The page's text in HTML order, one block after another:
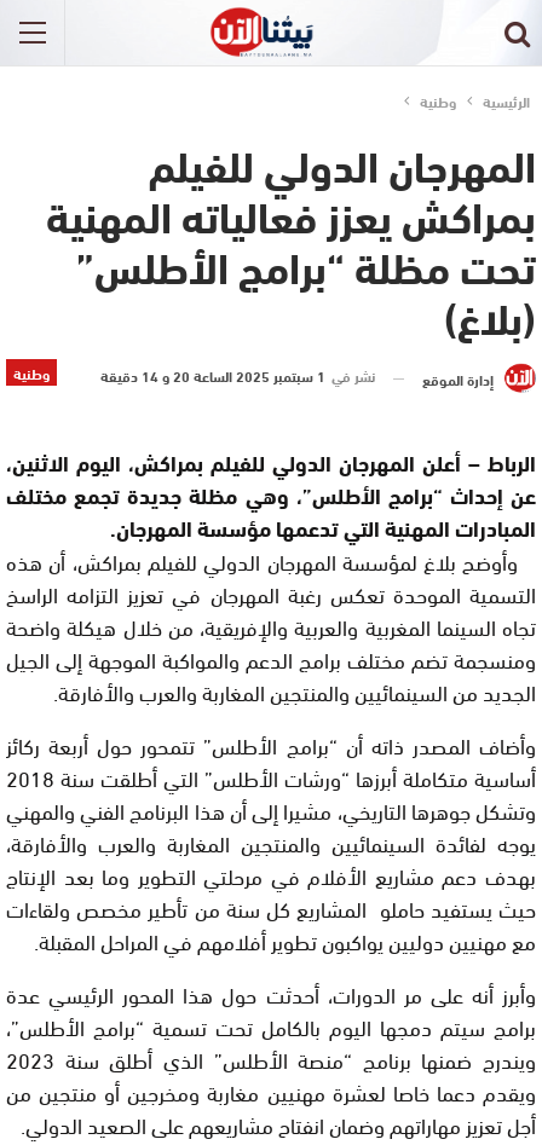
الرئيسية وطنية
المهرجان الدولي للفيلم
بمراكش يعزز فعالياته المهنية
تحت مظلة “برامج الأطلس”
(بلاغ)
وطنية إدارة الموقع نشر في 1 سبتمبر 2025 الساعة 20 و 14 دقيقة
الرباط – أعلن المهرجان الدولي للفيلم بمراكش، اليوم الاثنين،
عن إحداث “برامج الأطلس”، وهي مظلة جديدة تجمع مختلف
المبادرات المهنية التي تدعمها مؤسسة المهرجان.
وأوضح بلاغ لمؤسسة المهرجان الدولي للفيلم بمراكش، أن هذه
التسمية الموحدة تعكس رغبة المهرجان في تعزيز التزامه الراسخ
تجاه السينما المغربية والعربية والإفريقية، من خلال هيكلة واضحة
ومنسجمة تضم مختلف برامج الدعم والمواكبة الموجهة إلى الجيل
الجديد من السينمائيين والمنتجين المغاربة والعرب والأفارقة.
وأضاف المصدر ذاته أن “برامج الأطلس” تتمحور حول أربعة ركائز
أساسية متكاملة أبرزها “ورشات الأطلس” التي أطلقت سنة 2018
وتشكل جوهرها التاريخي، مشيرا إلى أن هذا البرنامج الفني والمهني
يوجه لفائدة السينمائيين والمنتجين المغاربة والعرب والأفارقة،
بهدف دعم مشاريع الأفلام في مرحلتي التطوير وما بعد الإنتاج
حيث يستفيد حاملو المشاريع كل سنة من تأطير مخصص ولقاءات
مع مهنيين دوليين يواكبون تطوير أفلامهم في المراحل المقبلة.
وأبرز أنه على مر الدورات، أحدثت حول هذا المحور الرئيسي عدة
برامج سيتم دمجها اليوم بالكامل تحت تسمية “برامج الأطلس”،
ويندرج ضمنها برنامج “منصة الأطلس” الذي أطلق سنة 2023
ويقدم دعما خاصا لعشرة مهنيين مغاربة ومخرجين أو منتجين من
أجل تعزيز مهاراتهم وضمان انفتاح مشاريعهم على الصعيد الدولي.